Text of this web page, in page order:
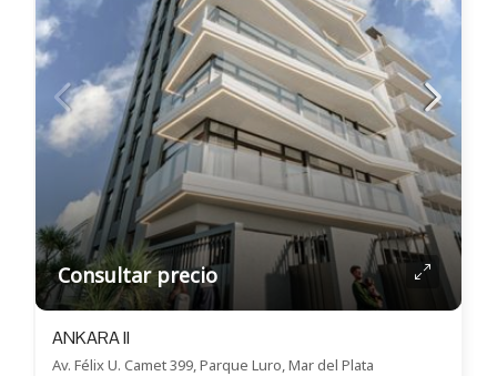
Consultar precio
ANKARA II
Av. Félix U. Camet 399, Parque Luro, Mar del Plata